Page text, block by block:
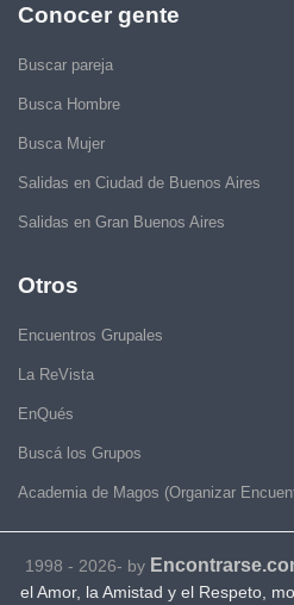
Conocer gente
Buscar pareja
Busca Hombre
Busca Mujer
Salidas en Ciudad de Buenos Aires
Salidas en Gran Buenos Aires
Otros
Encuentros Grupales
La ReVista
EnQués
Buscá los Grupos
Academia de Magos (Organizar
1998 - 2026- by
el Amor, la Amistad y el Respeto,